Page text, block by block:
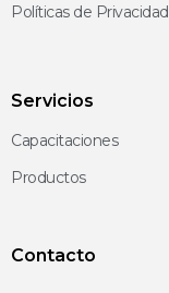
Políticas de Privacidad
Servicios
Capacitaciones
Productos
Contacto